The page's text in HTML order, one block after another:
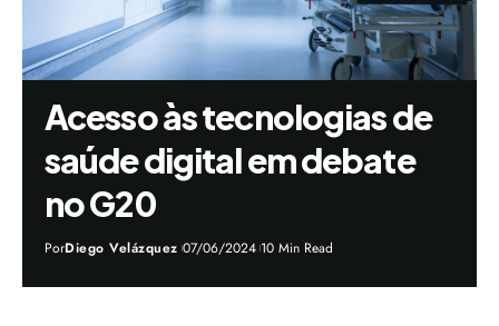
Acesso às tecnologias de
saúde digital em debate
no G20
PorDiego Velázquez 07/06/2024 10 Min Read